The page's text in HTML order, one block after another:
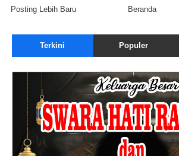
Posting Lebih Baru Beranda
Terkini Populer